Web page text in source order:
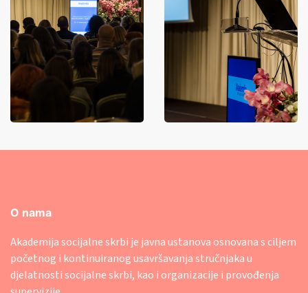
O nama
Akademija socijalne skrbi je javna ustanova osnovana s ciljem
početnog i kontinuiranog usavršavanja stručnjaka u
djelatnosti socijalne skrbi, kao i organizacije i provođenja